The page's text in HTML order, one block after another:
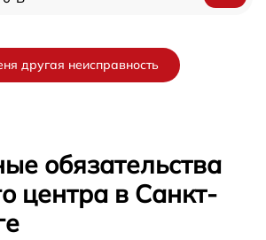
другая неисправность
обязательства
центра в Санкт-